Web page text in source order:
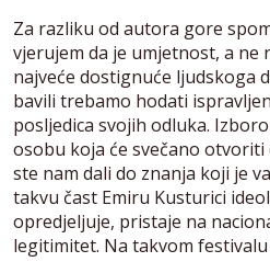
Za razliku od autora gore
vjerujem da je umjetnost, a ne
najveće dostignuće ljudskoga
bavili trebamo hodati
posljedica svojih odluka.
osobu koja će svečano
ste nam dali do znanja koji je
takvu čast Emiru Kusturici
opredjeljuje, pristaje na
legitimitet. Na takvom